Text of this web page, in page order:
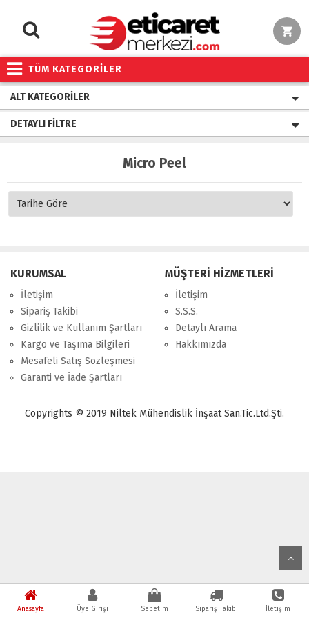
TÜM KATEGORİLER
Anasayfa Üye Girişi Sepetim Sipariş Takibi İletişim
ALT KATEGORILER
DETAYLI FILTRE
Micro Peel
KURUMSAL
İletişim
Sipariş Takibi
Gizlilik ve Kullanım Şartları
Kargo ve Taşıma Bilgileri
Mesafeli Satış Sözleşmesi
Garanti ve İade Şartları
MÜŞTERİ HİZMETLERİ
İletişim
S.S.S.
Detaylı Arama
Hakkımızda
Copyrights © 2019 Niltek Mühendislik İnşaat San.Tic.Ltd.Şti.